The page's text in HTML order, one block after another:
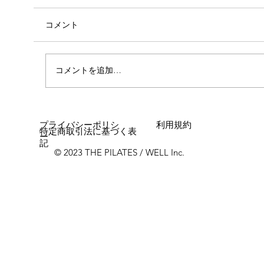
心斎橋店 店長就任！！
コメント
コメントを追加…
© 2023 THE PILATES / WELL Inc.
プライバシーポリシ
ー
利用規約
特定商取引法に基づく表
記